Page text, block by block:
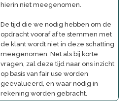
hierin niet meegenomen.
De tijd die we nodig hebben om de
opdracht vooraf af te stemmen met
de klant wordt niet in deze schatting
meegenomen. Net als bij korte
vragen, zal deze tijd naar ons inzicht
op basis van fair use worden
geëvalueerd, en waar nodig in
rekening worden gebracht.